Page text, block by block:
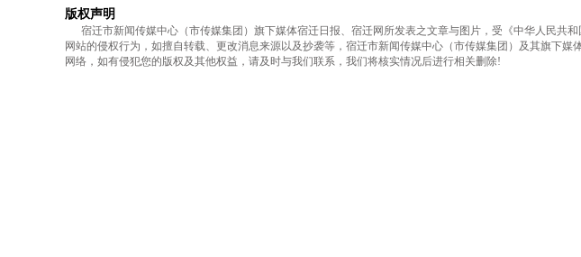
版权声明
宿迁市新闻传媒中心（市传媒集团）旗下媒体宿迁日报、宿迁网所发表之文章与图片，受《中华人民共
网站的侵权行为，如擅自转载、更改消息来源以及抄袭等，宿迁市新闻传媒中心（市传媒集团）及其旗下媒
网络，如有侵犯您的版权及其他权益，请及时与我们联系，我们将核实情况后进行相关删除!